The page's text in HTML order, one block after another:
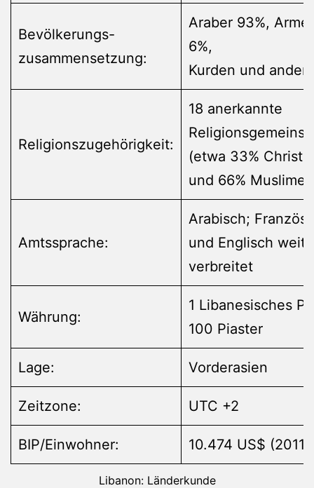
Bevölkerungs-
zusammensetzung:
Araber 93%,
6%,
Kurden und
Religionszugehörigkeit:
18 anerkannte
(etwa 33%
und 66% Muslime)
Amtssprache:
Arabisch;
und Englisch weit
verbreitet
Währung:
1 Libanesisches
100 Piaster
Lage: Vorderasien
Zeitzone: UTC +2
BIP/Einwohner: 10.474 US$ (2011)
Libanon: Länderkunde